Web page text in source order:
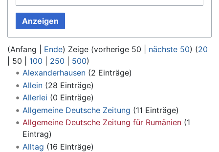
Anzeigen
(Anfang Ende) Zeige (vorherige 50 nächste 50) (20
50 100 250 500)
Alexanderhausen‏‎ (2 Einträge)
Allein‏‎ (28 Einträge)
Allerlei ‏‎ (0 Einträge)
Allgemeine Deutsche Zeitung ‏‎ (11 Einträge)
Allgemeine Deutsche Zeitung für Rumänien‏‎ (1
Eintrag)
Alltag ‏‎ (16 Einträge)